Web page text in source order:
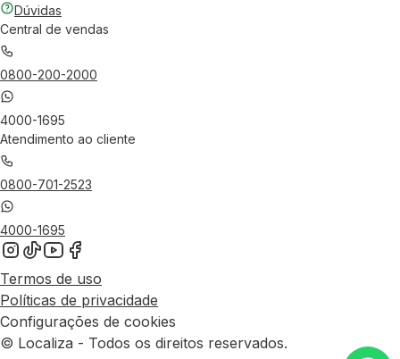
Dúvidas
Central de vendas
0800-200-2000
4000-1695
Atendimento ao cliente
0800-701-2523
4000-1695
Termos de uso
Políticas de privacidade
Configurações de cookies
© Localiza - Todos os direitos reservados.